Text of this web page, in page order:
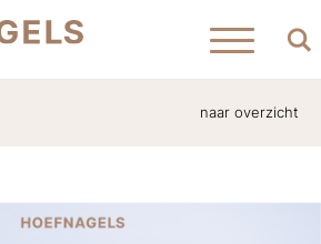
Contact
naar overzicht